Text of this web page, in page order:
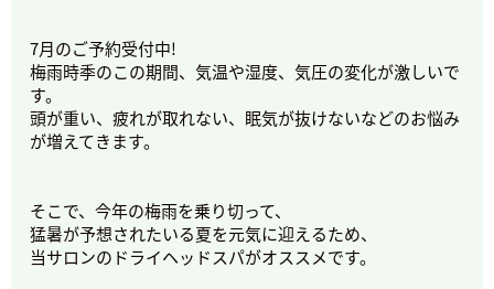
7月のご予約受付中!
梅雨時季のこの期間、気温や湿度、気圧の変化が激しいで
す。
頭が重い、疲れが取れない、眠気が抜けないなどのお悩み
が増えてきます。
そこで、今年の梅雨を乗り切って、
猛暑が予想されたいる夏を元気に迎えるため、
当サロンのドライヘッドスパがオススメです。